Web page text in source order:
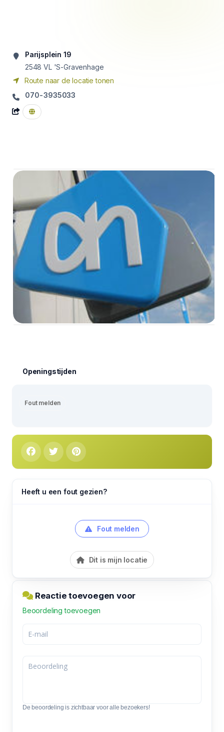
Parijsplein 19
2548 VL 'S-Gravenhage
Route naar de locatie tonen
070-3935033
Openingstijden
Fout melden
Heeft u een fout gezien?
Fout melden
Dit is mijn locatie
Reactie toevoegen voor
Beoordeling toevoegen
De beoordeling is zichtbaar voor alle bezoekers!